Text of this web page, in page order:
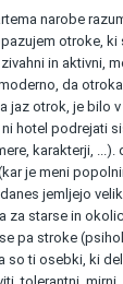
narobe
otroke,
in aktivni,
da
jaz otrok, je bilo
hotel podrejati
karakterji,
je meni
jemljejo
za starse in
pa stroke
so ti osebki, ki